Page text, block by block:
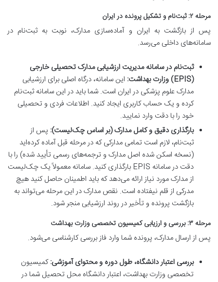
مرحله ۲: ثبت‌نام و تشکیل پرونده در ایران
پس از بازگشت به ایران و آماده‌سازی مدارک، نوبت به ثبت‌نام در
سامانه‌های داخلی می‌رسد.
ثبت‌نام در سامانه مدیریت ارزشیابی مدارک تحصیلی خارجی
(EPIS) وزارت بهداشت:
این سامانه، درگاه اصلی برای ارزشیابی
مدارک علوم پزشکی در ایران است. شما باید در این سامانه ثبت‌نام
کرده و یک حساب کاربری ایجاد کنید. اطلاعات فردی و تحصیلی
خود را با دقت وارد نمایید.
بارگذاری دقیق و کامل مدارک (بر اساس چک‌لیست): پس از
ثبت‌نام، لازم است تمامی مدارکی که در مرحله قبل آماده کرده‌اید
(نسخه اسکن شده اصل مدارک و ترجمه‌های رسمی تأیید شده) را با
دقت در سامانه EPIS بارگذاری کنید. سامانه معمولاً یک چک‌لیست
از مدارک مورد نیاز ارائه می‌دهد که باید اطمینان حاصل کنید هیچ
مدرکی از قلم نیفتاده است. نقص مدارک در این مرحله می‌تواند به
بازگشت پرونده و تأخیر در روند ارزشیابی منجر شود.
مرحله ۳: بررسی و ارزیابی کمیسیون تخصصی وزارت بهداشت
پس از ارسال مدارک، پرونده شما وارد فاز بررسی کارشناسی می‌شود.
بررسی اعتبار دانشگاه، طول دوره و محتوای آموزشی: کمیسیون
تخصصی وزارت بهداشت، اعتبار دانشگاه محل تحصیل شما در